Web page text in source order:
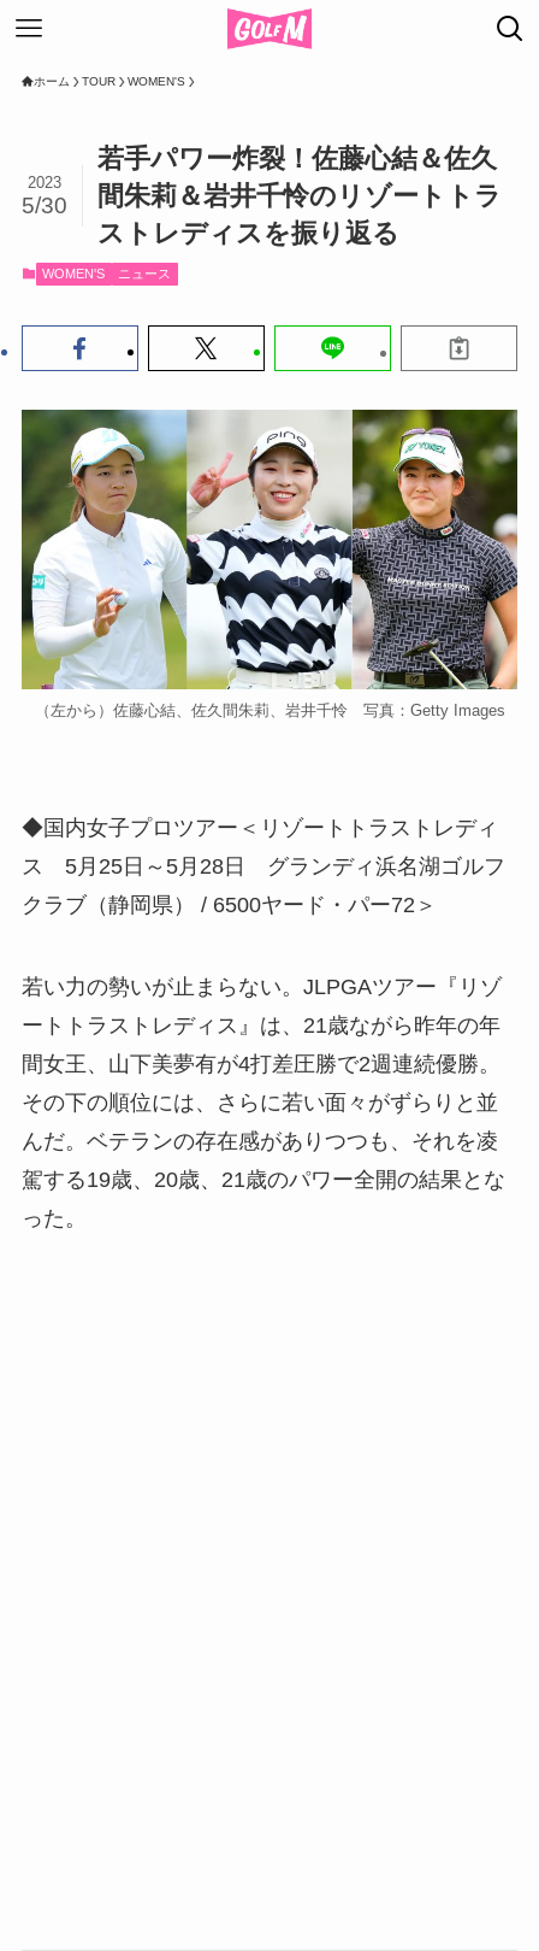
ホーム TOUR WOMEN'S
若手パワー炸裂！佐藤心結＆佐久
間朱莉＆岩井千怜のリゾートトラ
ストレディスを振り返る
2023
5/30
WOMEN'S ニュース
（左から）佐藤心結、佐久間朱莉、岩井千怜 写真：Getty Images
◆国内女子プロツアー＜リゾートトラストレディ
ス 5月25日～5月28日 グランディ浜名湖ゴルフ
クラブ（静岡県） / 6500ヤード・パー72＞
若い力の勢いが止まらない。JLPGAツアー『リゾ
ートトラストレディス』は、21歳ながら昨年の年
間女王、山下美夢有が4打差圧勝で2週連続優勝。
その下の順位には、さらに若い面々がずらりと並
んだ。ベテランの存在感がありつつも、それを凌
駕する19歳、20歳、21歳のパワー全開の結果とな
った。